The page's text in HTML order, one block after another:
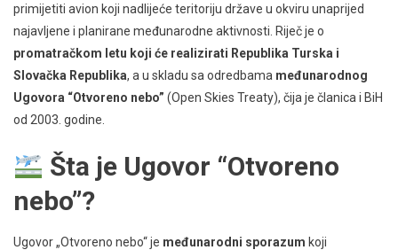
primijetiti avion koji nadlijeće teritoriju države u okviru unaprijed
najavljene i planirane međunarodne aktivnosti. Riječ je o
promatračkom letu koji će realizirati Republika Turska i
Slovačka Republika, a u skladu sa odredbama međunarodnog
Ugovora “Otvoreno nebo” (Open Skies Treaty), čija je članica i BiH
od 2003. godine.
Šta je Ugovor “Otvoreno
nebo”?
Ugovor „Otvoreno nebo“ je međunarodni sporazum koji